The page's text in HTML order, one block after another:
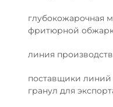
глубокожарочная
фритюрной
линия
поставщики
гранул для